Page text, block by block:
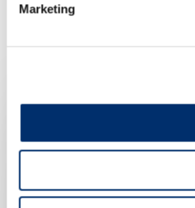
Marketing
+39 0546